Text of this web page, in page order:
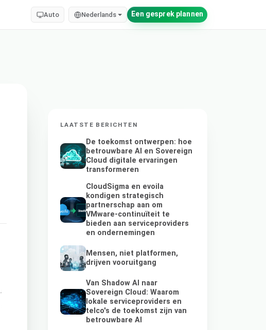
Auto Nederlands Een gesprek plannen
LAATSTE BERICHTEN
De toekomst ontwerpen: hoe
betrouwbare AI en Sovereign
Cloud digitale ervaringen
transformeren
CloudSigma en evoila
kondigen strategisch
partnerschap aan om
VMware-continuïteit te
bieden aan serviceproviders
en ondernemingen
Mensen, niet platformen,
drijven vooruitgang
Van Shadow AI naar
Sovereign Cloud: Waarom
lokale serviceproviders en
telco's de toekomst zijn van
betrouwbare AI